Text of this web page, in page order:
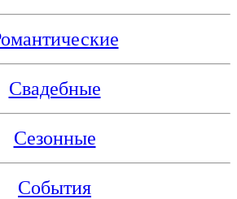
Свадебные
Сезонные
События